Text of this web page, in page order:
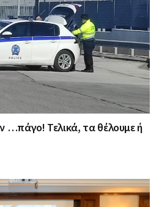
…πάγο! Τελικά, τα θέλουμε ή